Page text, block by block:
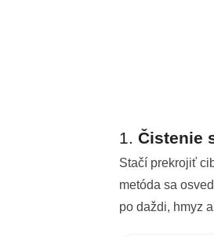
1. Čistenie
Stačí prekrojiť
metóda sa
po daždi, hmyz